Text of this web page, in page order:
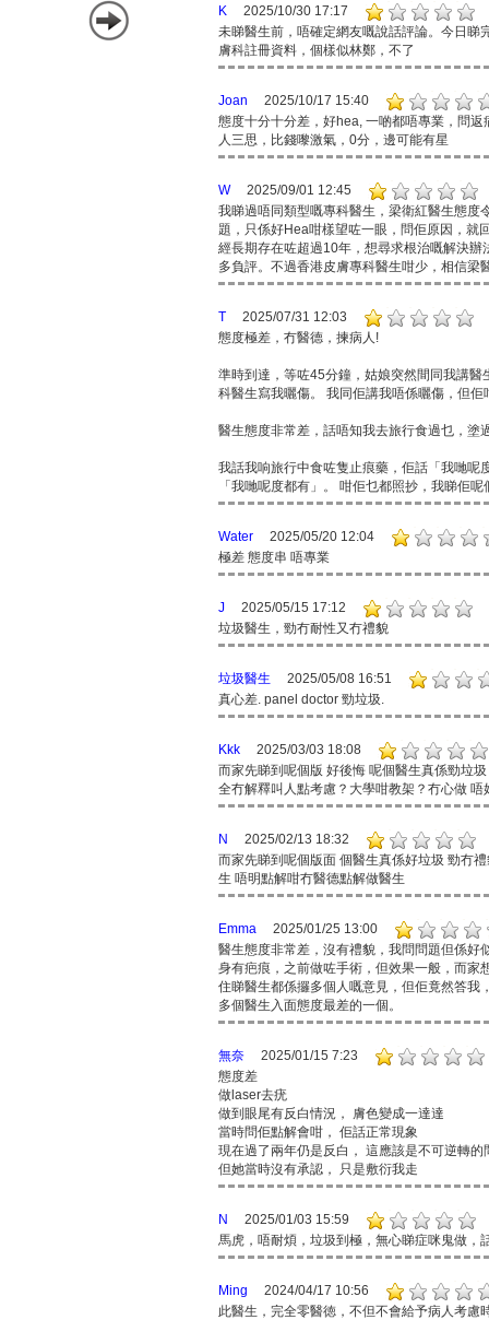
K
2025/10/30 17:17
未睇醫生前，唔確定網友嘅說話評論。今日睇
膚科註冊資料，個樣似林鄭，不了
Joan
2025/10/17 15:40
態度十分十分差，好hea, 一啲都唔專業，問
人三思，比錢嚟激氣，0分，邊可能有星
W
2025/09/01 12:45
我睇過唔同類型嘅專科醫生，梁衛紅醫生態度
題，只係好Hea咁樣望咗一眼，問佢原因，就
經長期存在咗超過10年，想尋求根治嘅解決
多負評。不過香港皮膚專科醫生咁少，相信梁
T
2025/07/31 12:03
態度極差，冇醫德，揀病人!
準時到達，等咗45分鐘，姑娘突然間同我講
科醫生寫我曬傷。 我同佢講我唔係曬傷，但
醫生態度非常差，話唔知我去旅行食過乜，塗
我話我响旅行中食咗隻止痕藥，佢話「我哋呢
「我哋呢度都有」。 咁佢乜都照抄，我睇佢
Water
2025/05/20 12:04
極差 態度串 唔專業
J
2025/05/15 17:12
垃圾醫生，勁冇耐性又冇禮貌
垃圾醫生
2025/05/08 16:51
真心差. panel doctor 勁垃圾.
Kkk
2025/03/03 18:08
而家先睇到呢個版 好後悔 呢個醫生真係勁垃
全冇解釋叫人點考慮？大學咁教架？冇心做
N
2025/02/13 18:32
而家先睇到呢個版面 個醫生真係好垃圾 勁冇
生 唔明點解咁冇醫德點解做醫生
Emma
2025/01/25 13:00
醫生態度非常差，沒有禮貌，我問問題但係好
身有疤痕，之前做咗手術，但效果一般，而家
住睇醫生都係攞多個人嘅意見，但佢竟然答我
多個醫生入面態度最差的一個。
無奈
2025/01/15 7:23
態度差
做laser去疣
做到眼尾有反白情況， 膚色變成一達達
當時問佢點解會咁， 佢話正常現象
現在過了兩年仍是反白， 這應該是不可逆轉的
但她當時沒有承認， 只是敷衍我走
N
2025/01/03 15:59
馬虎，唔耐煩，垃圾到極，無心睇症咪鬼做，
Ming
2024/04/17 10:56
此醫生，完全零醫徳，不但不會給予病人考慮